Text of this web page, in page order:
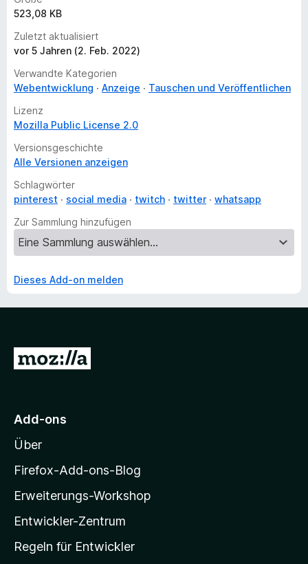
523,08 KB
Zuletzt aktualisiert
vor 5 Jahren (2. Feb. 2022)
Verwandte Kategorien
Webentwicklung
Anzeige
Tauschen und Veröffentlichen
Lizenz
Mozilla Public License 2.0
Versionsgeschichte
Alle Versionen anzeigen
Schlagwörter
pinterest
social media twitch twitter
whatsapp
Zur Sammlung hinzufügen
Dieses Add-on melden
Z
M
z
i
l
a
-
Add-ons
Über
Firefox-Add-ons-Blog
Erweiterungs-Workshop
Entwickler-Zentrum
Regeln für Entwickler